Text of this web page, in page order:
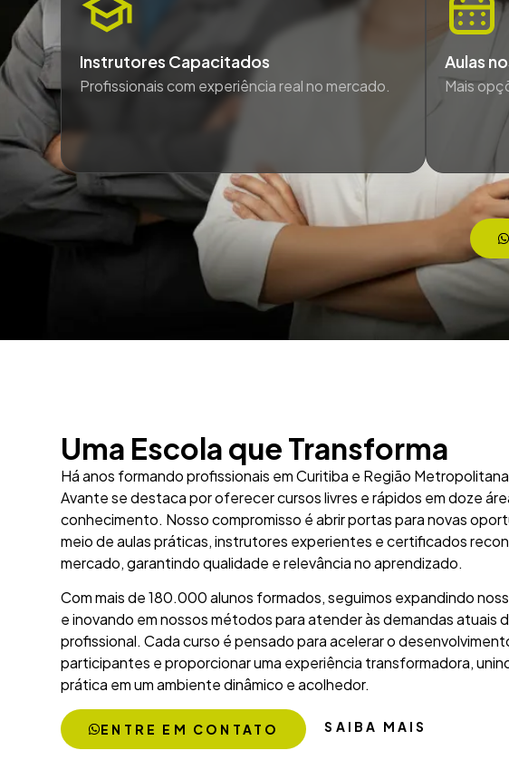
Instrutores Capacitados
Profissionais com experiência real no mercado.
Aulas
Mais
Uma Escola que Transforma
Há anos formando profissionais em Curitiba e Região
Avante se destaca por oferecer cursos livres e rápidos em doze
conhecimento. Nosso compromisso é abrir portas para novas
meio de aulas práticas, instrutores experientes e certificados
mercado, garantindo qualidade e relevância no aprendizado.
Com mais de 180.000 alunos formados, seguimos expandindo
e inovando em nossos métodos para atender às demandas atuais
profissional. Cada curso é pensado para acelerar o
participantes e proporcionar uma experiência transformadora,
prática em um ambiente dinâmico e acolhedor.
ENTRE EM CONTATO SAIBA MAIS